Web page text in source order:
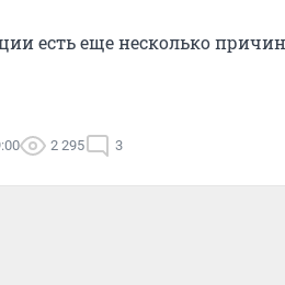
есть еще несколько причин
2 295 3